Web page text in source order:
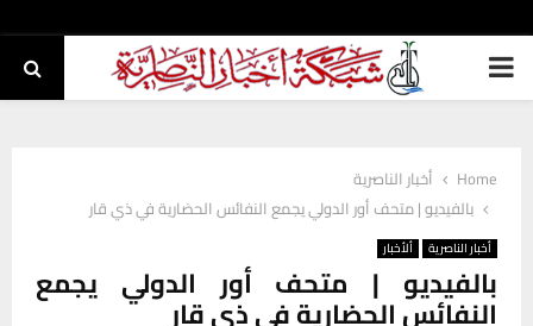
PRIMARY
Home
أخبار الناصرية
بالفيديو | متحف أور الدولي يجمع النفائس الحضارية في ذي قار
أخبار الناصرية ألأخبار
بالفيديو | متحف أور الدولي يجمع
النفائس الحضارية في ذي قار